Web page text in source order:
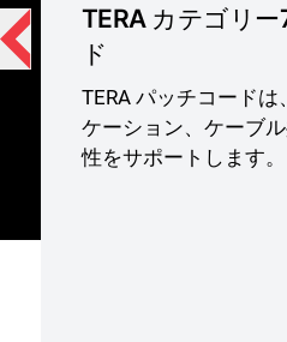
TERA カテゴリ
ド
TERA パッチコードは
ケーション、ケーブ
性をサポートします。